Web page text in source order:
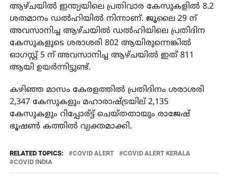
ആഴ്ചയിൽ ഇന്ത്യയിലെ പ്രതിവാര കേസുകളിൽ 8.2
ശതമാനം ഡൽഹിയിൽ നിന്നാണ്. ജൂലൈ 29 ന്
അവസാനിച്ച ആഴ്ചയിൽ ഡൽഹിയിലെ പ്രതിദിന
കേസുകളുടെ ശരാശരി 802 ആയിരുന്നെങ്കിൽ
ഓഗസ്റ്റ് 5 ന് അവസാനിച്ച ആഴ്ചയിൽ ഇത് 811
ആയി ഉയർന്നിട്ടുണ്ട്.
കഴിഞ്ഞ മാസം കേരളത്തിൽ പ്രതിദിനം ശരാശരി
2,347 കേസുകളും മഹാരാഷ്ട്രയില് 2,135
കേസുകളും റിപ്പോര്ട്ട് ചെയ്തതായും രാജേഷ്
ഭൂഷൺ കത്തിൽ വ്യക്തമാക്കി.
RELATED TOPICS: COVID ALERT
COVID ALERT KERALA
COVID INDIA